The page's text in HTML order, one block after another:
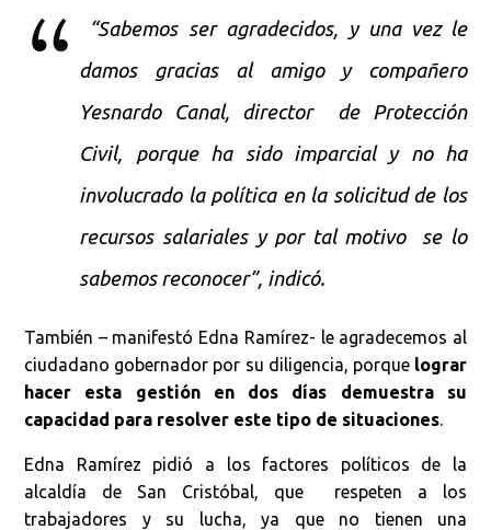
“Sabemos ser agradecidos, y una vez le
damos gracias al amigo y compañero
Yesnardo Canal, director de Protección
Civil, porque ha sido imparcial y no ha
involucrado la política en la solicitud de los
recursos salariales y por tal motivo se lo
sabemos reconocer”, indicó.
También – manifestó Edna Ramírez- le agradecemos al
ciudadano gobernador por su diligencia, porque lograr
hacer esta gestión en dos días demuestra su
capacidad para resolver este tipo de situaciones.
Edna Ramírez pidió a los factores políticos de la
alcaldía de San Cristóbal, que respeten a los
trabajadores y su lucha, ya que no tienen una